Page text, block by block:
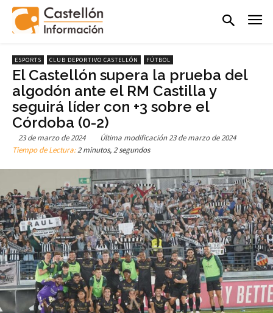
ESPORTS CLUB DEPORTIVO CASTELLÓN FÚTBOL
El Castellón supera la prueba del
algodón ante el RM Castilla y
seguirá líder con +3 sobre el
Córdoba (0-2)
23 de marzo de 2024 Última modificación23 de marzo de 2024
Tiempo de Lectura:2 minutos, 2 segundos